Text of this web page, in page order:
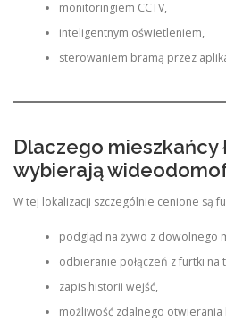
monitoringiem CCTV,
inteligentnym oświetleniem,
sterowaniem bramą przez
Dlaczego mieszkańcy
wybierają
W tej lokalizacji szczególnie cenione są
podgląd na żywo z dowolnego
odbieranie połączeń z furtki na
zapis historii wejść,
możliwość zdalnego